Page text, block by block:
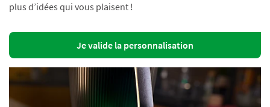
plus d’idées qui vous plaisent !
Je valide la personnalisation